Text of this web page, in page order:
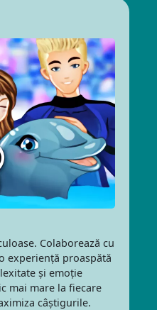
Colaborează cu
experiență proaspătă
și emoție
mai mare la fiecare
câștigurile.